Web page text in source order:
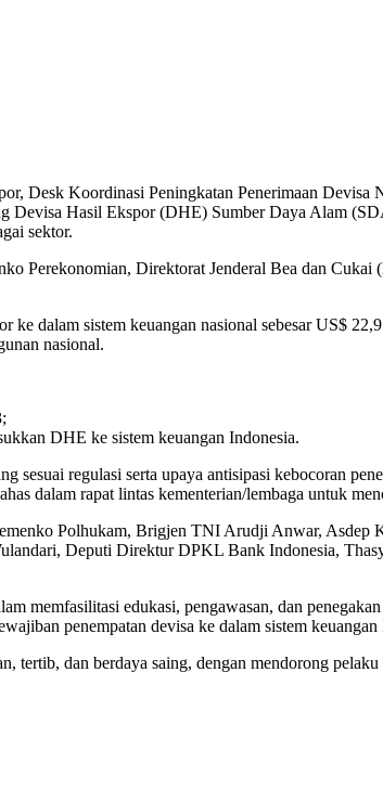
Desk Koordinasi Peningkatan Penerimaan Devisa
Devisa Hasil Ekspor (DHE) Sumber Daya Alam
sektor.
Perekonomian, Direktorat Jenderal Bea dan Cukai
dalam sistem keuangan nasional sebesar US$
nasional.
DHE ke sistem keuangan Indonesia.
sesuai regulasi serta upaya antisipasi kebocoran
dalam rapat lintas kementerian/lembaga untuk
Polhukam, Brigjen TNI Arudji Anwar, Asdep
Deputi Direktur DPKL Bank Indonesia,
memfasilitasi edukasi, pengawasan, dan
penempatan devisa ke dalam sistem keuangan
dan berdaya saing, dengan mendorong pelaku